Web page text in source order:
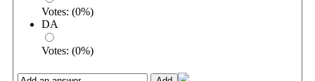
Votes: (0%)
DA
Votes: (0%)